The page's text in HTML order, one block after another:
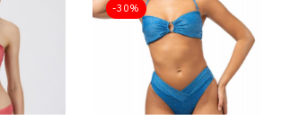
-30%